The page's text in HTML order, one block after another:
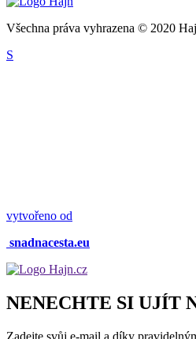
Všechna práva vyhrazena © 2020
S
vytvořeno od
snadnacesta.eu
NENECHTE SI UJÍT
Zadejte svůj e-mail a díky